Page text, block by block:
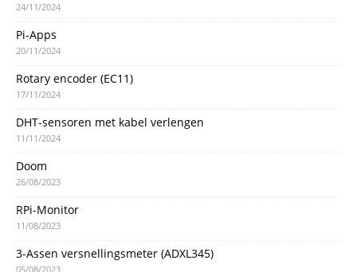
24/11/2024
Pi-Apps
20/11/2024
Rotary encoder (EC11)
17/11/2024
DHT-sensoren met kabel verlengen
11/11/2024
Doom
26/08/2023
RPi-Monitor
11/08/2023
3-Assen versnellingsmeter (ADXL345)
05/08/2023